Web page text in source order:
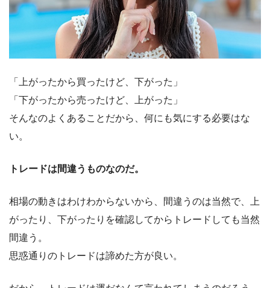
「上がったから買ったけど、下がった」
「下がったから売ったけど、上がった」
そんなのよくあることだから、何にも気にする必要はな
い。
トレードは間違うものなのだ。
相場の動きはわけわからないから、間違うのは当然で、上
がったり、下がったりを確認してからトレードしても当然
間違う。
思惑通りのトレードは諦めた方が良い。